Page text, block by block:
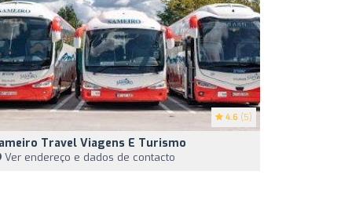
4.6 (5)
Travel Viagens E Turismo
Ver endereço e dados de contacto